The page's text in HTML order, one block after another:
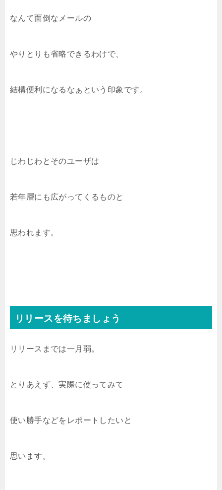
なんて面倒なメールの
やりとりも省略できるわけで、
結構便利になるなぁという印象です。
じわじわとそのユーザは
若年層にも広がってくるものと
思われます。
リリースを待ちましょう
リリースまでは一月弱。
とりあえず、実際に使ってみて
使い勝手などをレポートしたいと
思います。